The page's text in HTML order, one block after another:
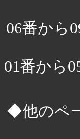
06番から
01番から
◆他のペ